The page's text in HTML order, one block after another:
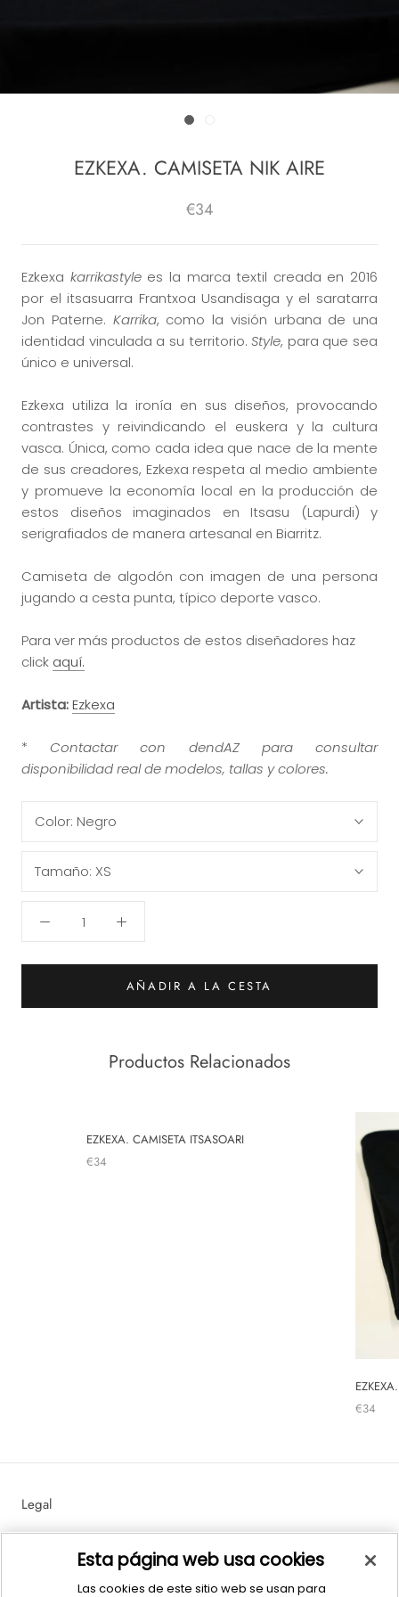
EZKEXA. CAMISETA NIK AIRE
€34
Ezkexa karrikastylees la marca textil creada en 2016
por el itsasuarra Frantxoa Usandisaga y el saratarra
Jon Paterne. Karrika, como la visión urbana de una
identidad vinculada a su territorio.Style, para que sea
único e universal.
Ezkexa utiliza la ironía en sus diseños, provocando
contrastes y reivindicando el euskera y la cultura
vasca. Única, como cada idea que nace de la mente
de sus creadores, Ezkexa respeta al medio ambiente
y promueve la economía local en la producción de
estos diseños imaginados en Itsasu (Lapurdi) y
serigrafiados de manera artesanal en Biarritz.
Camiseta de algodón con imagen de una persona
jugando a cesta punta, típico deporte vasco.
Para ver más productos de estos diseñadores haz
click aquí.
Artista:Ezkexa
*Contactar con dendAZ para consultar
disponibilidad real de modelos, tallas y colores.
Color: Negro
Tamaño: XS
AÑADIR A LA CESTA
Productos Relacionados
EZKEXA. CAMISETA ITSASOARI
€34
€34
Legal
Esta página web usa cookies
Las cookies de este sitio web se usan para